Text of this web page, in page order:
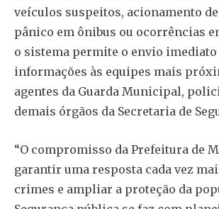
veículos suspeitos, acionamento de
pânico em ônibus ou ocorrências
o sistema permite o envio imediato
informações às equipes mais
agentes da Guarda Municipal,
demais órgãos da Secretaria de
“O compromisso da Prefeitura de
garantir uma resposta cada vez
crimes e ampliar a proteção da